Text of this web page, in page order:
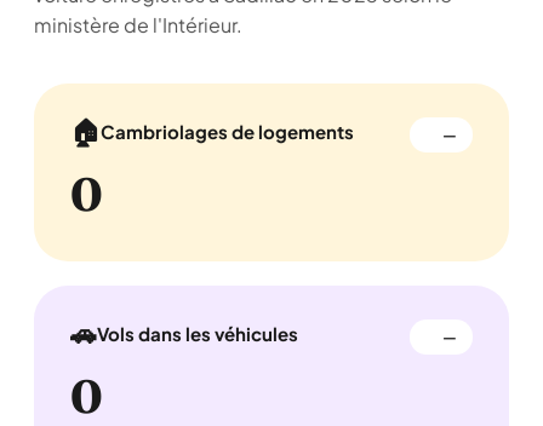
ministère de l'Intérieur.
🏠Cambriolages de logements —
0
🚗Vols dans les véhicules —
0